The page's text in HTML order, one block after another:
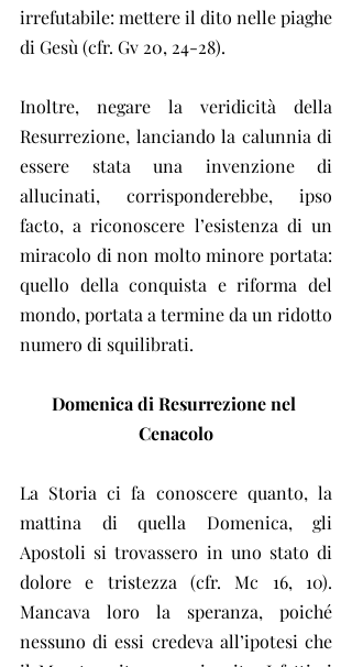
irrefutabile: mettere il dito nelle piaghe
di Gesù (cfr. Gv 20, 24-28).
Inoltre, negare la veridicità della
Resurrezione, lanciando la calunnia di
essere stata una invenzione di
allucinati, corrisponderebbe, ipso
facto, a riconoscere l’esistenza di un
miracolo di non molto minore portata:
quello della conquista e riforma del
mondo, portata a termine da un ridotto
numero di squilibrati.
Domenica di Resurrezione nel
Cenacolo
La Storia ci fa conoscere quanto, la
mattina di quella Domenica, gli
Apostoli si trovassero in uno stato di
dolore e tristezza (cfr. Mc 16, 10).
Mancava loro la speranza, poiché
nessuno di essi credeva all’ipotesi che